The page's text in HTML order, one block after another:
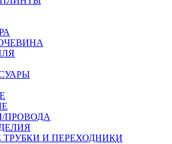
ПРОВОДА
И ПЕРЕХОДНИКИ